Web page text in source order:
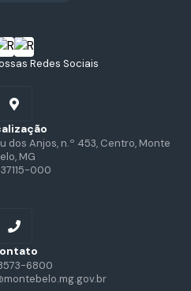
Redes Sociais
dos Anjos, n.º 453, Centro, Monte
MG
37115-000
6800